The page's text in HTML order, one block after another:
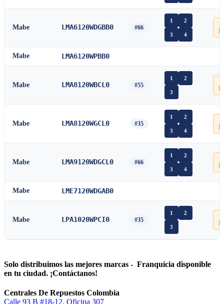
Mabe LMA6120WDGBB0 #66
1 2
3 4
Mabe LMA6120WPBB0
Mabe LMA8120WBCL0 #55
1 2
3
Mabe LMA8120WGCL0 #35
1 2
3 4
Mabe LMA9120WDGCL0 #66
1 2
3 4
Mabe LME7120WDGAB0
Mabe LPA1020WPCI0 #35
1 2
3
Solo distribuimos las mejores marcas - Franquicia disponible
en tu ciudad. ¡Contáctanos!
Centrales De Repuestos Colombia
Calle 93 B #18-12, Oficina 307